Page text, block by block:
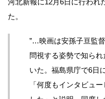
河北新報に12月6日に行われ
た。
”…映画は安孫子亘監
問視する姿勢で知ら
いた。福島県庁で6日
「何度もインタビュ